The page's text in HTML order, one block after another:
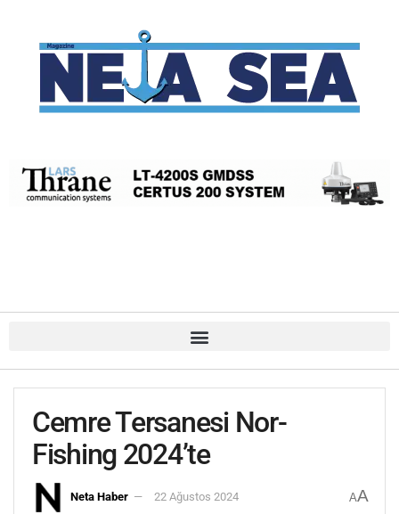
Cemre Tersanesi Nor-
Fishing 2024’te
Neta Haber 22 Ağustos 2024 AA